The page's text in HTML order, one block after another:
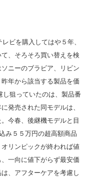
ビを購入してはや５年、
、そろそろ買い替えを検
ニーのブラビア、リビン
年から該当する製品を価
狙っていたのは、製品番
発売された同モデルは、
今春、後継機モデルと目
み５５万円の超高額商品
リンピックが終われば値
一向に値下がらず最安価
、アフターケアを考慮し